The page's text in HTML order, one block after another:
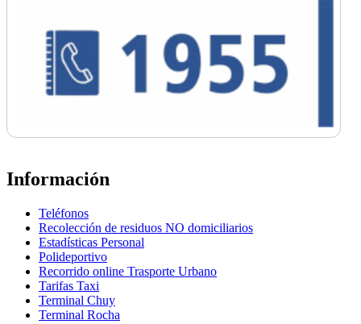
Información
Teléfonos
Recolección de residuos NO domiciliarios
Estadísticas Personal
Polideportivo
Recorrido online Trasporte Urbano
Tarifas Taxi
Terminal Chuy
Terminal Rocha